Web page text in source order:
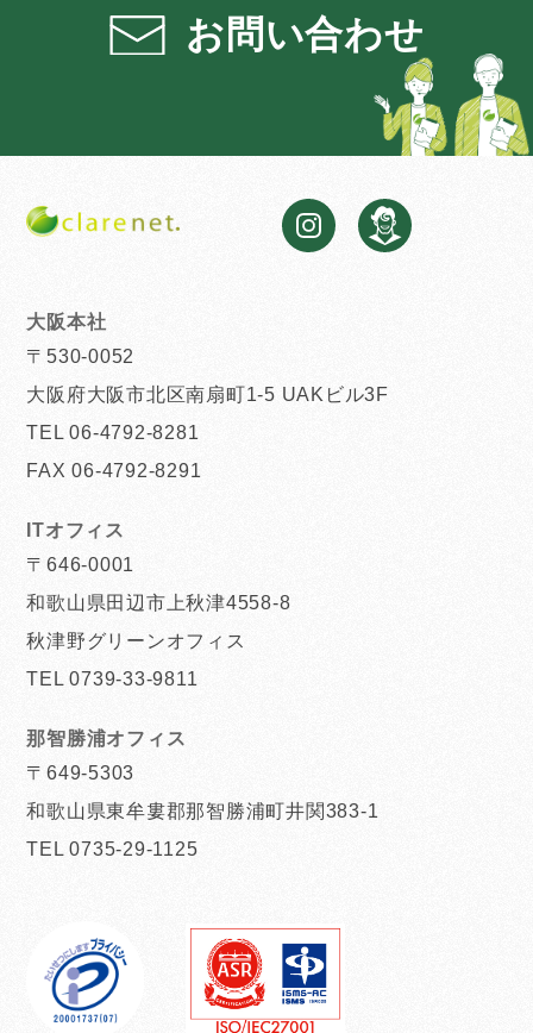
お問い合わせ
大阪本社
〒530-0052
大阪府大阪市北区南扇町1-5 UAKビル3F
TEL 06-4792-8281
FAX 06-4792-8291
ITオフィス
〒646-0001
和歌山県田辺市上秋津4558-8
秋津野グリーンオフィス
TEL 0739-33-9811
那智勝浦オフィス
〒649-5303
和歌山県東牟婁郡那智勝浦町井関383-1
TEL 0735-29-1125